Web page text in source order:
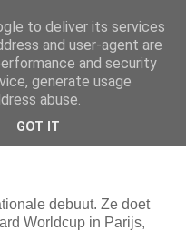
debuut. Ze doet
Worldcup in Parijs,
to deliver its services
and user-agent are
and security
generate usage
abuse.
GOT IT